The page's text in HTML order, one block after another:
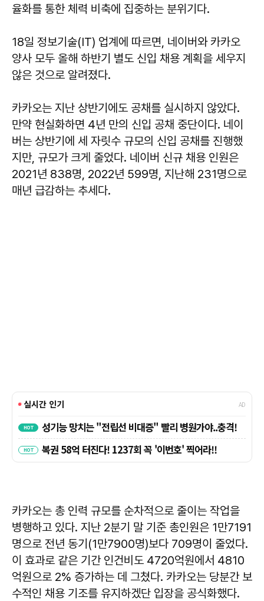
율화를 통한 체력 비축에 집중하는 분위기다.
18일 정보기술(IT) 업계에 따르면, 네이버와 카카오
양사 모두 올해 하반기 별도 신입 채용 계획을 세우지
않은 것으로 알려졌다.
카카오는 지난 상반기에도 공채를 실시하지 않았다.
만약 현실화하면 4년 만의 신입 공채 중단이다. 네이
버는 상반기에 세 자릿수 규모의 신입 공채를 진행했
지만, 규모가 크게 줄었다. 네이버 신규 채용 인원은
2021년 838명, 2022년 599명, 지난해 231명으로
매년 급감하는 추세다.
카카오는 총 인력 규모를 순차적으로 줄이는 작업을
병행하고 있다. 지난 2분기 말 기준 총인원은 1만7191
명으로 전년 동기(1만7900명)보다 709명이 줄었다.
이 효과로 같은 기간 인건비도 4720억원에서 4810
억원으로 2% 증가하는 데 그쳤다. 카카오는 당분간 보
수적인 채용 기조를 유지하겠단 입장을 공식화했다.